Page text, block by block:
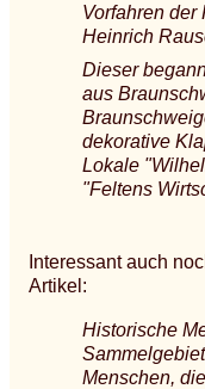
Vorfahren der
Heinrich
Dieser
aus
dekorative
Lokale
"Feltens
Interessant auch
Artikel:
Historische
Menschen,